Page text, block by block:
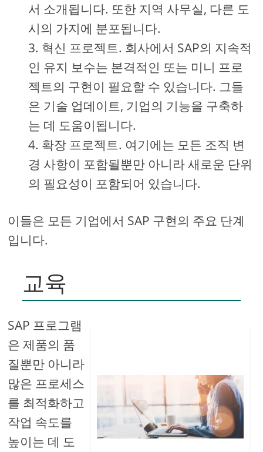
서 소개됩니다. 또한 지역 사무실, 다른 도
시의 가지에 분포됩니다.
혁신 프로젝트. 회사에서 SAP의 지속적
인 유지 보수는 본격적인 또는 미니 프로
젝트의 구현이 필요할 수 있습니다. 그들
은 기술 업데이트, 기업의 기능을 구축하
는 데 도움이됩니다.
확장 프로젝트. 여기에는 모든 조직 변
경 사항이 포함될뿐만 아니라 새로운 단위
의 필요성이 포함되어 있습니다.
이들은 모든 기업에서 SAP 구현의 주요 단계
입니다.
교육
SAP 프로그램
은 제품의 품
질뿐만 아니라
많은 프로세스
를 최적화하고
작업 속도를
높이는 데 도